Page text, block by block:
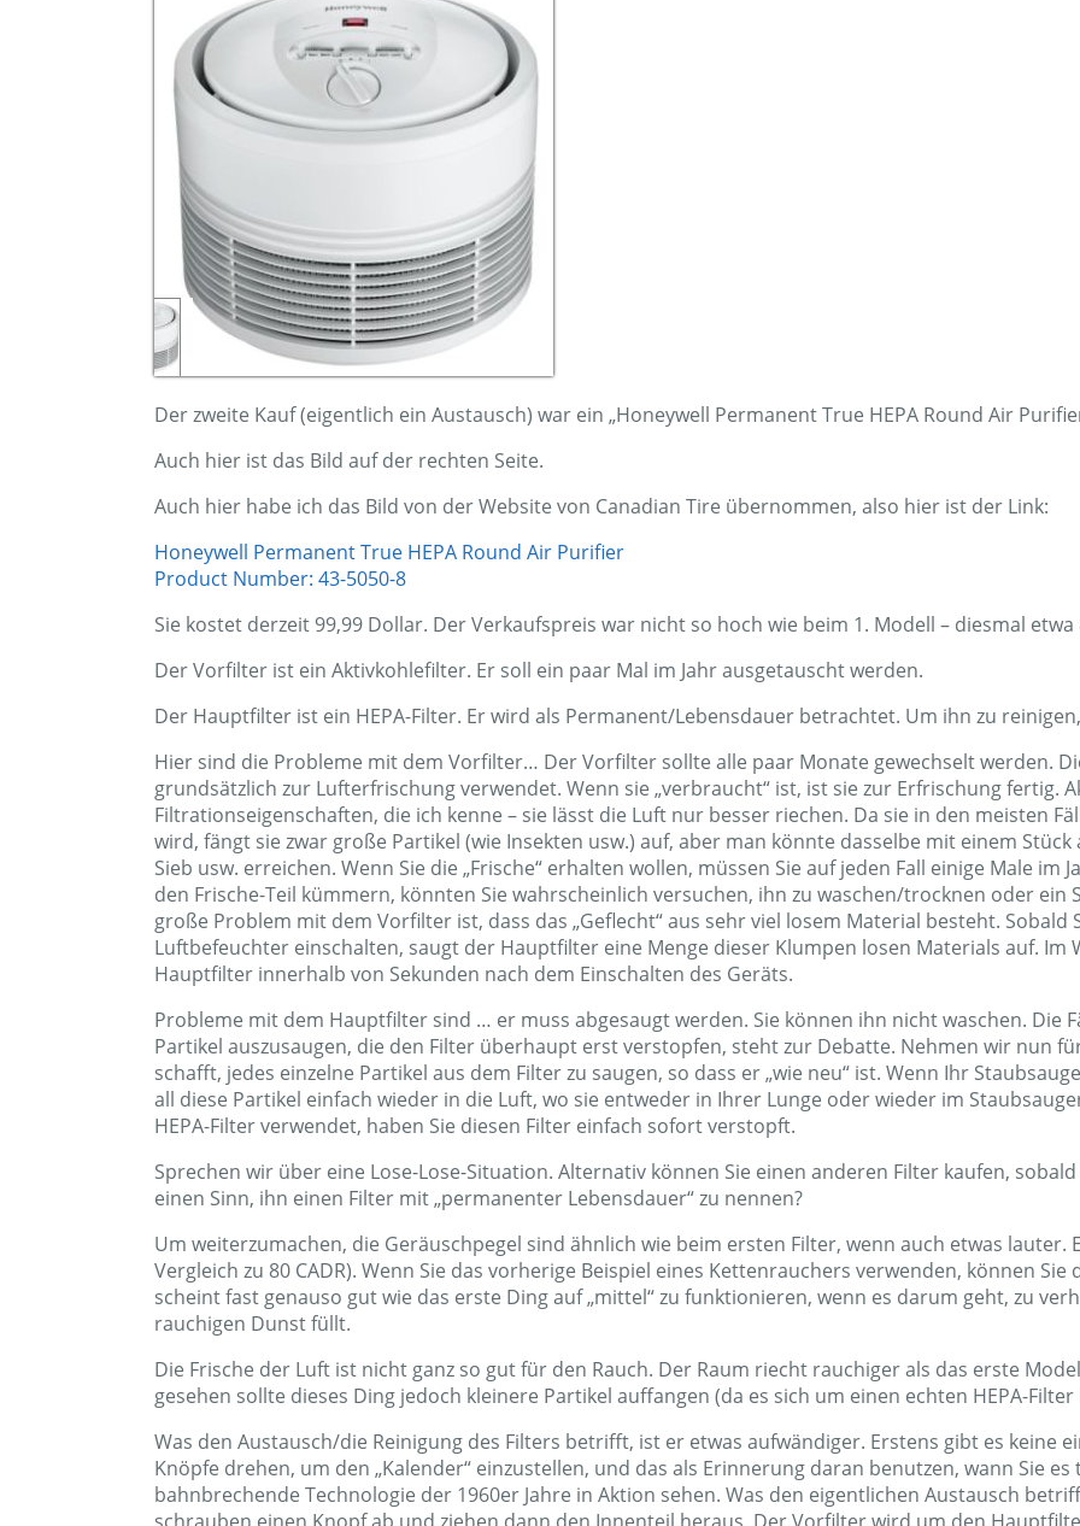
Es hat einen Timer, den man einstellen kann, wenn man möchte, dass sich das Gerät in ein paar
die CADR wird mit 80 % bewertet
Wenn man hineinsieht, *sehen* die Ventilatoren wie solide Einheiten aus – man kann die
hineinschaut, und es sind keine winzigen Dinger.
der Luftbefeuchter ist mit dem Energy Star ausgezeichnet. Auch hier habe ich das Handbuch
erinnern, daß er auf etwa 35 W ausgelegt war.
Kurz gesagt, ein Gerät mit vielen Stärken, überschattet von einem Ventilator, der in weniger als 2
Schande.
Der zweite Kauf (eigentlich ein Austausch) war ein „Honeywell Permanent True HEPA Round Air
Auch hier ist das Bild auf der rechten Seite.
Auch hier habe ich das Bild von der Website von Canadian Tire übernommen, also hier ist der Link:
Honeywell Permanent True HEPA Round Air Purifier
Product Number: 43-5050-8
Sie kostet derzeit 99,99 Dollar. Der Verkaufspreis war nicht so hoch wie beim 1. Modell – diesmal etwa
Der Vorfilter ist ein Aktivkohlefilter. Er soll ein paar Mal im Jahr ausgetauscht werden.
Der Hauptfilter ist ein HEPA-Filter. Er wird als Permanent/Lebensdauer betrachtet. Um ihn zu
Hier sind die Probleme mit dem Vorfilter… Der Vorfilter sollte alle paar Monate gewechselt werden.
grundsätzlich zur Lufterfrischung verwendet. Wenn sie „verbraucht“ ist, ist sie zur Erfrischung fertig.
wird, fängt sie zwar große Partikel (wie Insekten usw.) auf, aber man könnte dasselbe mit einem
Sieb usw. erreichen. Wenn Sie die „Frische“ erhalten wollen, müssen Sie auf jeden Fall einige Male im
den Frische-Teil kümmern, könnten Sie wahrscheinlich versuchen, ihn zu waschen/trocknen oder ein
große Problem mit dem Vorfilter ist, dass das „Geflecht“ aus sehr viel losem Material besteht. Sobald
Luftbefeuchter einschalten, saugt der Hauptfilter eine Menge dieser Klumpen losen Materials auf. Im
Hauptfilter innerhalb von Sekunden nach dem Einschalten des Geräts.
Probleme mit dem Hauptfilter sind … er muss abgesaugt werden. Sie können ihn nicht waschen. Die
Partikel auszusaugen, die den Filter überhaupt erst verstopfen, steht zur Debatte. Nehmen wir nun
schafft, jedes einzelne Partikel aus dem Filter zu saugen, so dass er „wie neu“ ist. Wenn Ihr
all diese Partikel einfach wieder in die Luft, wo sie entweder in Ihrer Lunge oder wieder im
HEPA-Filter verwendet, haben Sie diesen Filter einfach sofort verstopft.
Sprechen wir über eine Lose-Lose-Situation. Alternativ können Sie einen anderen Filter kaufen,